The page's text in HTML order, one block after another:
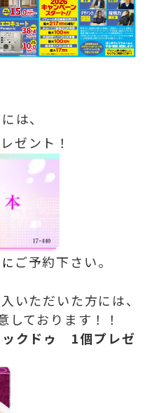
は、
ゼント！
に ご予約下さい。
いただいた方には、
しております！！
クドゥ 1個プレゼ